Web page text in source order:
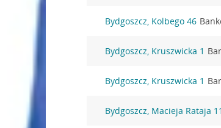
Bydgoszcz, Kolbego 46
Bydgoszcz, Kruszwicka 1
Bydgoszcz, Kruszwicka 1
Bydgoszcz, Macieja Rataja